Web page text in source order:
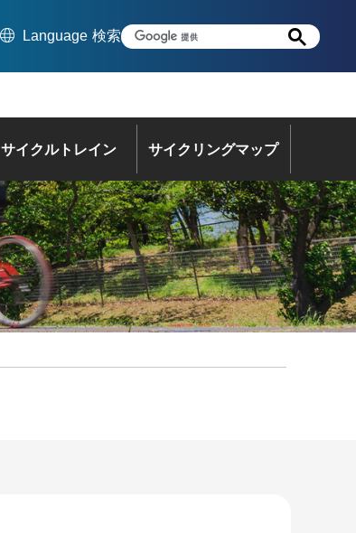
Language 検索
サイクルトレイン サイクリングマップ